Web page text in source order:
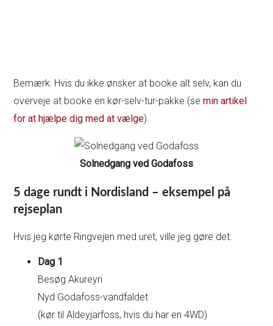
Bemærk: Hvis du ikke ønsker at booke alt selv, kan du
overveje at booke en kør-selv-tur-pakke (semin artikel
for at hjælpe dig med at vælge).
Solnedgang ved Godafoss
5 dage rundt i Nordisland – eksempel på
rejseplan
Hvis jeg kørte Ringvejen med uret, ville jeg gøre det:
Dag 1
Besøg Akureyri
Nyd Godafoss-vandfaldet
(kør til Aldeyjarfoss, hvis du har en 4WD)